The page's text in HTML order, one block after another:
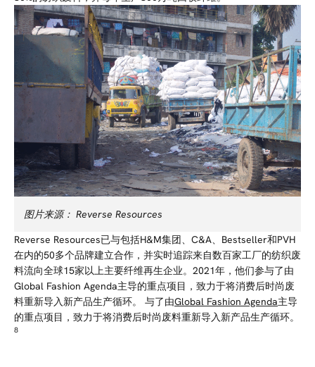
图片来源： Reverse Resources
Reverse Resources已与包括H&M集团、C&A、Bestseller和PVH
在内的50多个品牌建立合作，并实时追踪来自数百家工厂的纺织废
料流向全球15家以上主要纤维再生企业。2021年，他们参与了由
Global Fashion Agenda主导的重点项目，致力于将消费后时尚废
料重新导入新产品生产循环。 与了由Global Fashion Agenda主导
的重点项目 ，致力于将消费后时尚废料重新导入新产品生产循环。
8